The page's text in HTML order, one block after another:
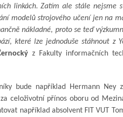
linkách. Zatím ale stále nejsme
modelů strojového učení jen na
nákladné, proto se teď
které lze jednoduše stáhnout z
z Fakulty informačních
bude například Hermann Ney
celoživotní přínos oboru od
například absolvent FIT VUT